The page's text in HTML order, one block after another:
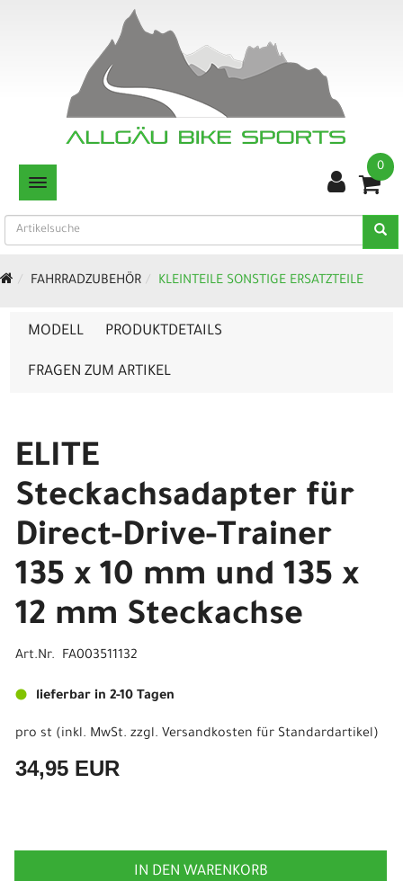
TOGGLE NAVIGATION
0
FAHRRADZUBEHÖR KLEINTEILE SONSTIGE ERSATZTEILE
MODELL PRODUKTDETAILS
FRAGEN ZUM ARTIKEL
ELITE
Steckachsadapter für
Direct-Drive-Trainer
135 x 10 mm und 135 x
12 mm Steckachse
Art.Nr. FA003511132
lieferbar in 2-10 Tagen
pro st (inkl. MwSt. zzgl. Versandkosten für Standardartikel)
34,95 EUR
IN DEN WARENKORB